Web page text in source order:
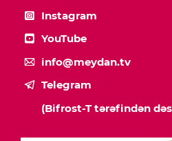
Instagram
YouTube
info@meydan.tv
Telegram
(Bifrost-T tərəfindən